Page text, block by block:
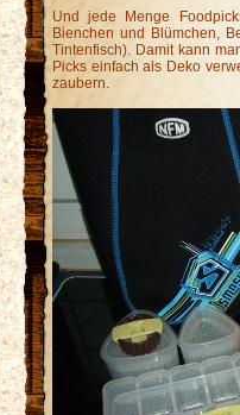
Und jede Menge
Bienchen und Blümchen,
Tintenfisch). Damit kann
Picks einfach als Deko
zaubern.